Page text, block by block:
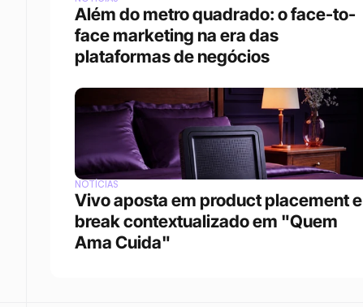
Além do metro quadrado: o face-to-
face marketing na era das
plataformas de negócios
NOTÍCIAS
Vivo aposta em product placement e
break contextualizado em "Quem
Ama Cuida"